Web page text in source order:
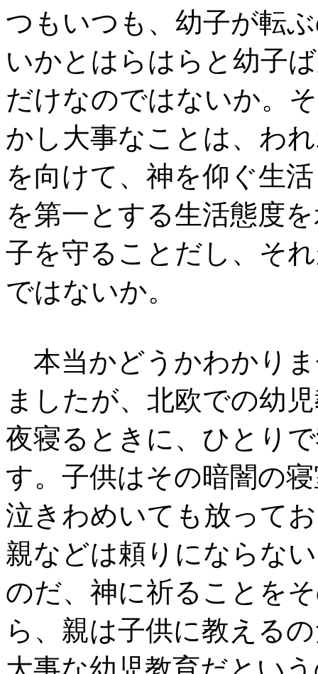
つもいつも、幼子が転
いかとはらはらと幼子
だけなのではないか。
かし大事なことは、わ
を向けて、神を仰ぐ生
を第一とする生活態度
子を守ることだし、そ
ではないか。
本当かどうかわかり
ましたが、北欧での幼
夜寝るときに、ひとり
す。子供はその暗闇の
泣きわめいても放って
親などは頼りにならな
のだ、神に祈ることを
ら、親は子供に教える